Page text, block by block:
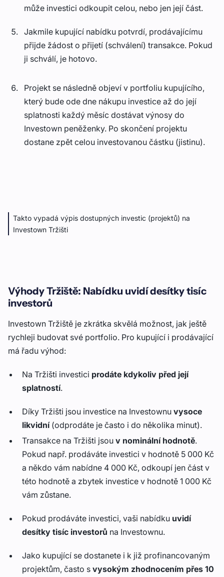
může investici odkoupit celou, nebo jen její část.
Jakmile kupující nabídku potvrdí, prodávajícímu
přijde žádost o přijetí (schválení) transakce. Pokud
ji schválí, je hotovo.
Projekt se následně objeví v portfoliu kupujícího,
který bude ode dne nákupu investice až do její
splatnosti každý měsíc dostávat výnosy do
Investown peněženky. Po skončení projektu
dostane zpět celou investovanou částku (jistinu).
Takto vypadá výpis dostupných investic (projektů) na
Investown Tržišti
Výhody Tržiště: Nabídku uvidí desítky tisíc
investorů
Investown Tržiště je zkrátka skvělá možnost, jak ještě
rychleji budovat své portfolio. Pro kupující i prodávající
má řadu výhod:
Na Tržišti investici prodáte kdykoliv před její
splatností.
Díky Tržišti jsou investice na Investownu vysoce
likvidní(odprodáte je často i do několika minut).
Transakce na Tržišti jsou v nominální hodnotě.
Pokud např. prodáváte investici v hodnotě 5 000 Kč
a někdo vám nabídne 4 000 Kč, odkoupí jen část v
této hodnotě a zbytek investice v hodnotě 1 000 Kč
vám zůstane.
Pokud prodáváte investici, vaši nabídku uvidí
desítky tisíc investorů na Investownu.
Jako kupující se dostanete i k již profinancovaným
projektům, často s vysokým zhodnocením přes 10